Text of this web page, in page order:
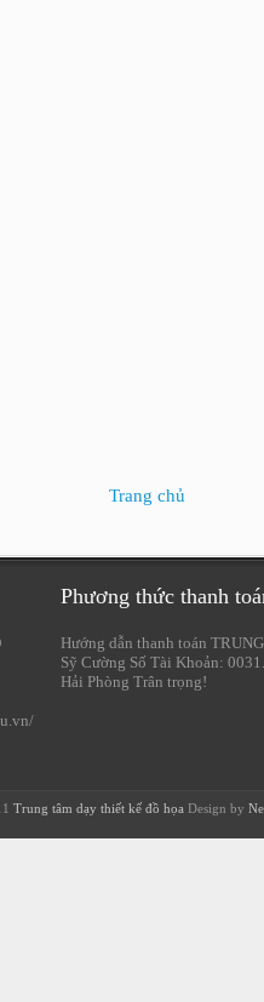
Trang chủ
Phương thức thanh
Hướng dẫn thanh toán
Sỹ Cường Số Tài Khoản:
Hải Phòng Trân trọng!
Trung tâm dạy thiết kế đồ họa Design by